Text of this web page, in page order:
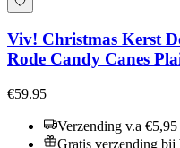
Viv! Christmas Kerst
Rode Candy Canes
€59.95
Verzending v.a €5,95
Gratis verzending bij